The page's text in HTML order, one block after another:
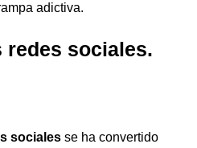
adictiva.
redes sociales.
sociales se ha convertido